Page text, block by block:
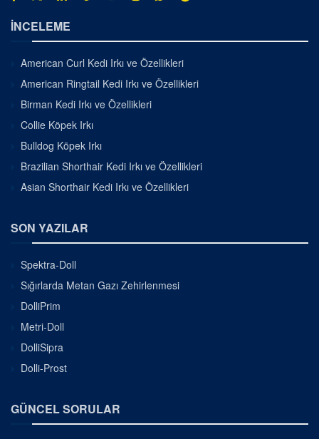
İNCELEME
American Curl Kedi Irkı ve Özellikleri
American Ringtail Kedi Irkı ve Özellikleri
Birman Kedi Irkı ve Özellikleri
Collie Köpek Irkı
Bulldog Köpek Irkı
Brazilian Shorthair Kedi Irkı ve Özellikleri
Asian Shorthair Kedi Irkı ve Özellikleri
SON YAZILAR
Spektra-Doll
Sığırlarda Metan Gazı Zehirlenmesi
DolliPrim
Metri-Doll
DolliSipra
Dolli-Prost
GÜNCEL SORULAR